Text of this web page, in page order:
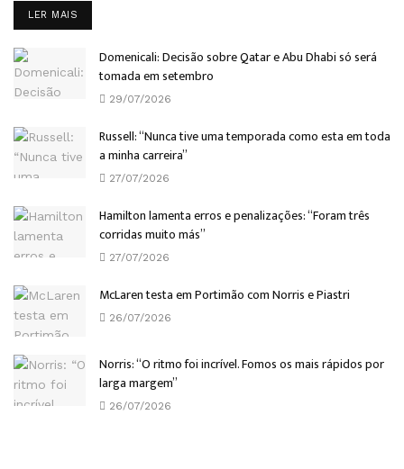
LER MAIS
Domenicali: Decisão sobre Qatar e Abu Dhabi só será
tomada em setembro
29/07/2026
Russell: “Nunca tive uma temporada como esta em toda
a minha carreira”
27/07/2026
Hamilton lamenta erros e penalizações: “Foram três
corridas muito más”
27/07/2026
McLaren testa em Portimão com Norris e Piastri
26/07/2026
Norris: “O ritmo foi incrível. Fomos os mais rápidos por
larga margem”
26/07/2026